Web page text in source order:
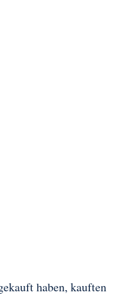
haben, kauften